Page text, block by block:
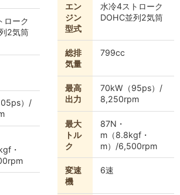
ローク
2気筒
）/
・
エン
ジン
型式
水冷4ストローク
DOHC並列2気筒
総排
気量
799cc
最高
出力
70kW（95ps）/
8,250rpm
最大
トル
ク
87N・
m（8.8kgf・
m）/6,500rpm
変速
機
6速